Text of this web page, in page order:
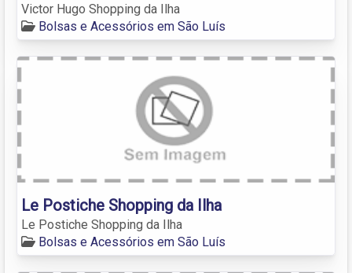
Victor Hugo Shopping da Ilha
Bolsas e Acessórios em São Luís
Le Postiche Shopping da Ilha
Le Postiche Shopping da Ilha
Bolsas e Acessórios em São Luís